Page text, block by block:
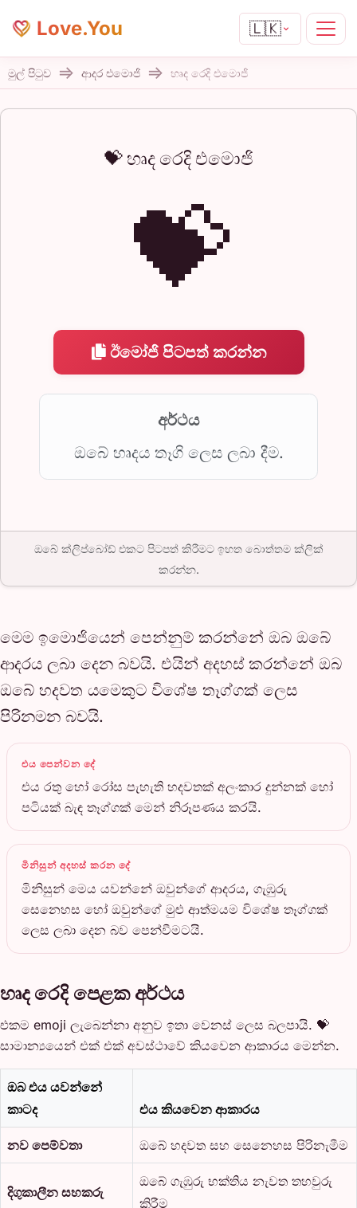
Love.You 🇱🇰
මුල් පිටුව ආදර එමොජි හෘද රෙදි එමොජි
💝 හෘද රෙදි එමොජි
💝
ඊමෝජි පිටපත් කරන්න
අර්ථය
ඔබේ හෘදය තෑගි ලෙස ලබා දීම.
ඔබේ ක්ලිප්බෝඩ් එකට පිටපත් කිරීමට ඉහත බොත්තම ක්ලික්
කරන්න.
මෙම ඉමොජියෙන් පෙන්නුම් කරන්නේ ඔබ ඔබේ
ආදරය ලබා දෙන බවයි. එයින් අදහස් කරන්නේ ඔබ
ඔබේ හදවත යමෙකුට විශේෂ තෑග්ගක් ලෙස
පිරිනමන බවයි.
එය පෙන්වන දේ
එය රතු හෝ රෝස පැහැති හදවතක් අලංකාර දුන්නක් හෝ
පටියක් බැඳ තෑග්ගක් මෙන් නිරූපණය කරයි.
මිනිසුන් අදහස් කරන දේ
මිනිසුන් මෙය යවන්නේ ඔවුන්ගේ ආදරය, ගැඹුරු
සෙනෙහස හෝ ඔවුන්ගේ මුළු ආත්මයම විශේෂ තෑග්ගක්
ලෙස ලබා දෙන බව පෙන්වීමටයි.
හෘද රෙදි පෙළක අර්ථය
එකම emoji ලැබෙන්නා අනුව ඉතා වෙනස් ලෙස බලපායි. 💝
සාමාන්‍යයෙන් එක් එක් අවස්ථාවේ කියවෙන ආකාරය මෙන්න.
ඔබ එය යවන්නේ
කාටද
එය කියවෙන ආකාරය
නව පෙම්වතා ඔබේ හදවත සහ සෙනෙහස පිරිනැමීම
දිගුකාලීන සහකරු
ඔබේ ගැඹුරු භක්තිය නැවත තහවුරු
කිරීම